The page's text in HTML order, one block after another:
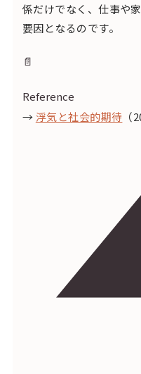
係だけでなく、仕事や
要因となるのです。
📄
Reference
→浮気と社会的期待 （